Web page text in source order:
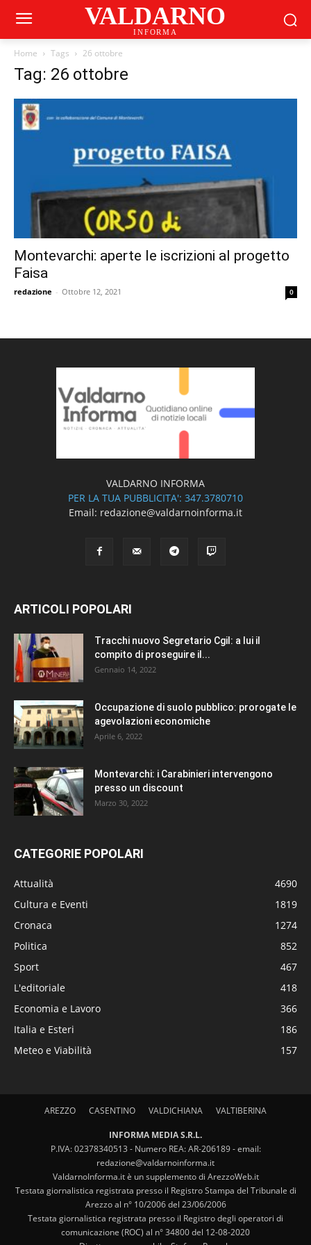
VALDARNO
INFORMA
Home Tags 26 ottobre
Tag: 26 ottobre
Montevarchi: aperte le iscrizioni al progetto
Faisa
redazione - Ottobre 12, 2021 0
VALDARNO INFORMA
PER LA TUA PUBBLICITA': 347.3780710
Email: redazione@valdarnoinforma.it
ARTICOLI POPOLARI
Tracchi nuovo Segretario Cgil: a lui il
compito di proseguire il...
Gennaio 14, 2022
Occupazione di suolo pubblico: prorogate le
agevolazioni economiche
Aprile 6, 2022
Montevarchi: i Carabinieri intervengono
presso un discount
Marzo 30, 2022
CATEGORIE POPOLARI
Attualità
4690
Cultura e Eventi
1819
Cronaca
1274
Politica
852
Sport
467
L'editoriale
418
Economia e Lavoro
366
Italia e Esteri
186
Meteo e Viabilità
157
AREZZO CASENTINO VALDICHIANA VALTIBERINA
INFORMA MEDIA S.R.L.
P.IVA: 02378340513 - Numero REA: AR-206189 - email:
redazione@valdarnoinforma.it
ValdarnoInforma.it è un supplemento di ArezzoWeb.it
Testata giornalistica registrata presso il Registro Stampa del Tribunale di
Arezzo al n° 10/2006 del 23/06/2006
Testata giornalistica registrata presso il Registro degli operatori di
comunicazione (ROC) al n° 34800 del 12-08-2020